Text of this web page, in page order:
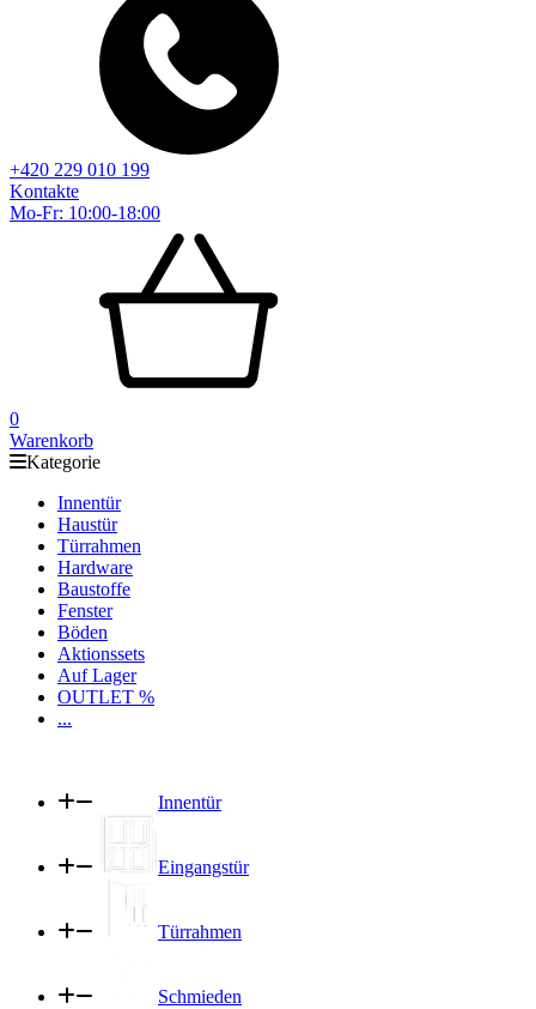
+420 229 010 199
Kontakte
Mo-Fr: 10:00-18:00
0
Warenkorb
Kategorie
Innentür
Haustür
Türrahmen
Hardware
Baustoffe
Fenster
Böden
Aktionssets
Auf Lager
OUTLET %
...
Innentür
Eingangstür
Türrahmen
Schmieden